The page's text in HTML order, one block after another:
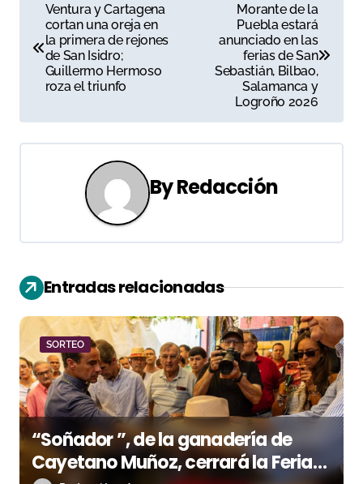
a
g
i
ó
n
d
e
e
n
t
Ventura y Cartagena
cortan una oreja en
la primera de rejones
de San Isidro;
Guillermo Hermoso
roza el triunfo
Morante de la
Puebla estará
anunciado en las
ferias de San
Sebastián, Bilbao,
Salamanca y
Logroño 2026
ByRedacción
Entradas relacionadas
SORTEO
“Soñador ”, de la ganadería de
Cayetano Muñoz, cerrará la Feria